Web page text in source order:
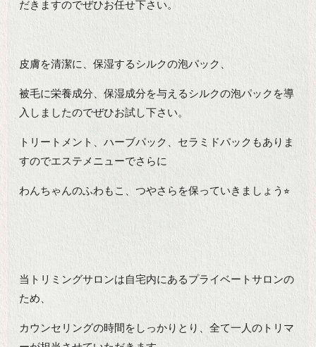
だきますのでぜひお任せ下さい。
皮膚を清潔に、保湿するシルクの泡パック、
被毛に栄養成分、保湿成分を与えるシルクの泡パックを導
入しましたのでぜひお試し下さい。
トリートメント、ハーブパック、セラミドパックもありま
すのでエステメニューでさらに
わんちゃんのふわもこ、つやさらを保っていきましょう⭐︎
当トリミングサロンは自宅内にあるプライベートサロンの
ため、
カウンセリングの時間をしっかりとり、全て一人のトリマ